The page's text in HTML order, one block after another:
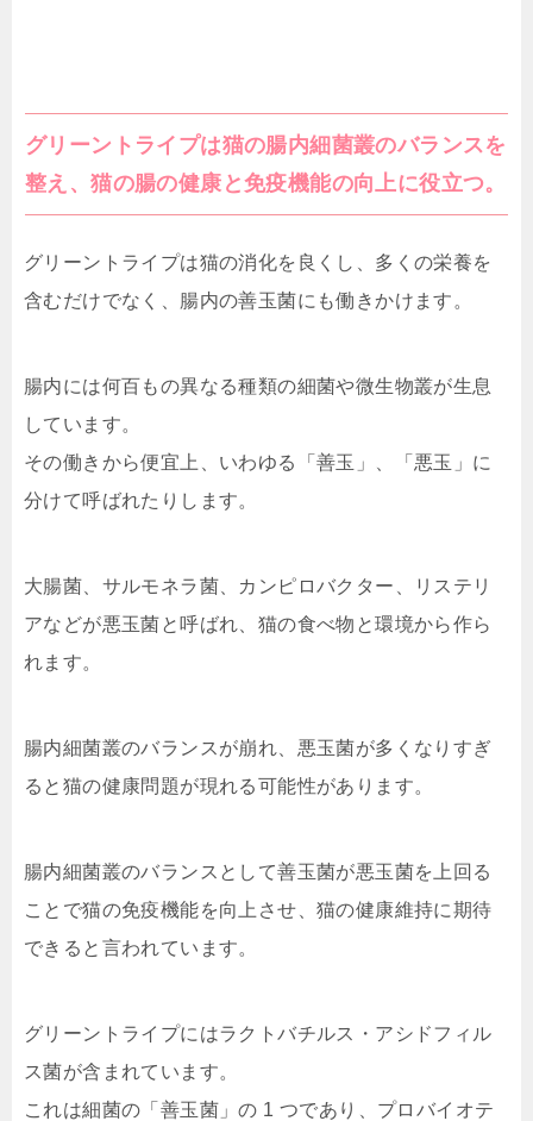
グリーントライプは猫の腸内細菌叢のバランスを
整え、猫の腸の健康と免疫機能の向上に役立つ。
グリーントライプは猫の消化を良くし、多くの栄養を
含むだけでなく、腸内の善玉菌にも働きかけます。
腸内には何百もの異なる種類の細菌や微生物叢が生息
しています。
その働きから便宜上、いわゆる「善玉」、「悪玉」に
分けて呼ばれたりします。
大腸菌、サルモネラ菌、カンピロバクター、リステリ
アなどが悪玉菌と呼ばれ、猫の食べ物と環境から作ら
れます。
腸内細菌叢のバランスが崩れ、悪玉菌が多くなりすぎ
ると猫の健康問題が現れる可能性があります。
腸内細菌叢のバランスとして善玉菌が悪玉菌を上回る
ことで猫の免疫機能を向上させ、猫の健康維持に期待
できると言われています。
グリーントライプにはラクトバチルス・アシドフィル
ス菌が含まれています。
これは細菌の「善玉菌」の 1 つであり、プロバイオテ